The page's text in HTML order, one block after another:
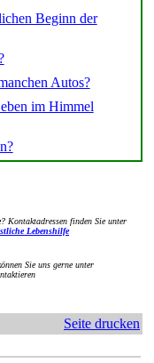
Beginn der
Autos?
im Himmel
? Kontaktadressen finden Sie unter
Lebenshilfe
Sie uns gerne unter
Seite drucken